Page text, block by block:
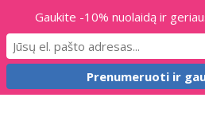
Gaukite -10% nuolaidą ir